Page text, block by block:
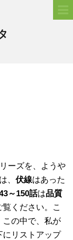
ーズを、ようや
は、 伏線はあった
～150話は品質
ください。こ
この中で、私が
にリストアップ